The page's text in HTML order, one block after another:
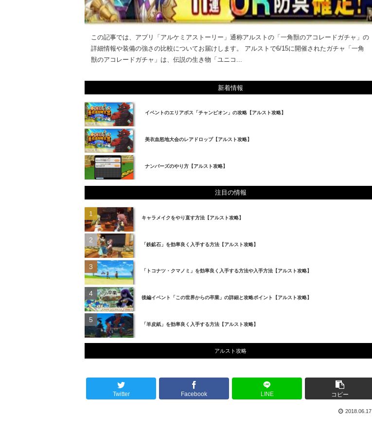
この記事では、アプリ「アルケミアストーリー」通称アルストの「一角獣のアコレードガチャ」の
詳細情報や装備の強さの比較についてお届けします。 アルストで6/15に開催されたガチャ「一角
獣のアコレードガチャ」は、伝説の生き物「ユニコ...
新着情報
イベントのエリアボス「チャンピオン」の攻略【アルスト攻略】
美衣血怒地大会のレアドロップ【アルスト攻略】
ナンバーズのやり方【アルスト攻略】
注目の情報
キャラメイクをやり直す方法【アルスト攻略】
「鉄鉱石」を効率良く入手する方法【アルスト攻略】
「トコナツ・クマノミ」を効率良く入手する方法や入手方法【アルスト攻略】
後編イベント「この世界からの卒業」の詳細と攻略ポイント【アルスト攻略】
「羊皮紙」を効率良く入手する方法【アルスト攻略】
アルスト攻略
Twitter Facebook LINE コピー
2018.06.17